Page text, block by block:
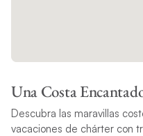
Una Costa
Descubra las maravillas
vacaciones de chárter con